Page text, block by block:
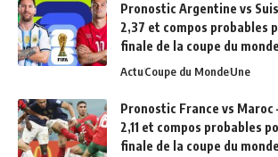
Pronostic Argentine vs
2,37 et compos probables
finale de la coupe du
ActuCoupe du MondeUne
Pronostic France vs Maroc
2,11 et compos probables
finale de la coupe du